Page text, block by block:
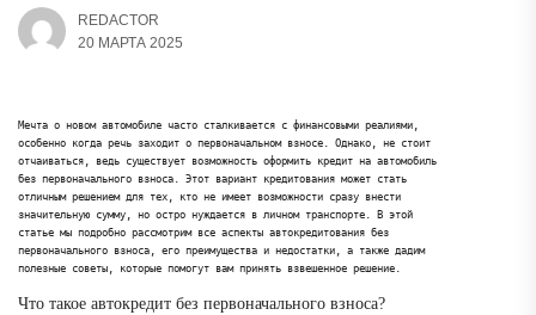
REDACTOR
20 МАРТА 2025
Мечта о новом автомобиле часто сталкивается с финансовыми реалиями,
особенно когда речь заходит о первоначальном взносе. Однако, не стоит
отчаиваться, ведь существует возможность оформить кредит на автомобиль
без первоначального взноса. Этот вариант кредитования может стать
отличным решением для тех, кто не имеет возможности сразу внести
значительную сумму, но остро нуждается в личном транспорте. В этой
статье мы подробно рассмотрим все аспекты автокредитования без
первоначального взноса, его преимущества и недостатки, а также дадим
полезные советы, которые помогут вам принять взвешенное решение.
Что такое автокредит без первоначального взноса?